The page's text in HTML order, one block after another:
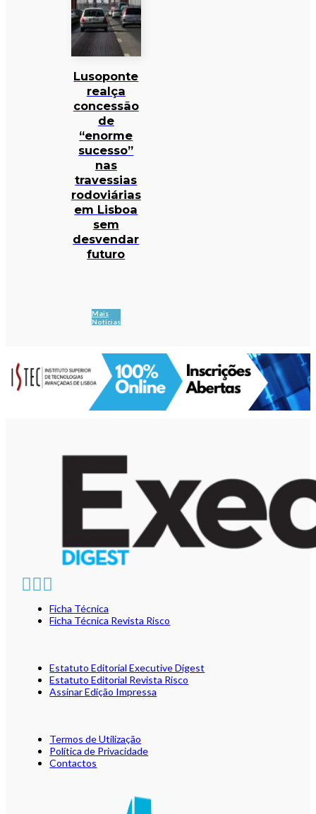
Lusoponte
realça
concessão
de
“enorme
sucesso”
nas
travessias
rodoviárias
em Lisboa
sem
desvendar
futuro
Mais
Notícias
Ficha Técnica
Ficha Técnica Revista Risco
Estatuto Editorial Executive Digest
Estatuto Editorial Revista Risco
Assinar Edição Impressa
Termos de Utilização
Política de Privacidade
Contactos